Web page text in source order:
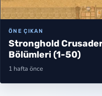
ÖNE ÇIKAN
Settlement Survival
Şehir Savunmak
2 hafta önce